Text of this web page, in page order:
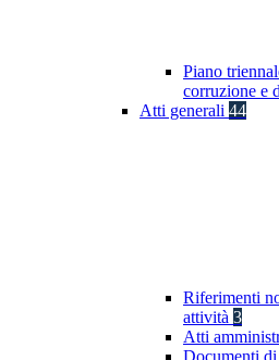
Piano
corruzione e
Atti generali 44
Riferimenti
attività 3
Atti